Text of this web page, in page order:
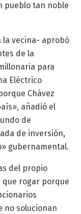
pueblo tan noble
la vecina- aprobó
de la
para
Eléctrico
Chávez
añadió el
de
de inversión,
gubernamental.
del propio
que rogar porque
no solucionan